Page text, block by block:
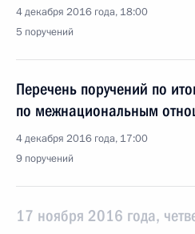
4 декабря 2016 года, 18:00
5 поручений
Перечень поручений по
по межнациональным
4 декабря 2016 года, 17:00
9 поручений
17 ноября 2016 года,